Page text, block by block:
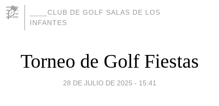
____CLUB DE GOLF SALAS DE LOS
INFANTES
Torneo de Golf Fiestas
28 DE JULIO DE 2025 - 15:41